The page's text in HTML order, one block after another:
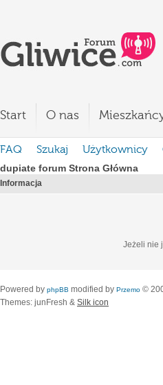
Start O nas
FAQ Szukaj Użytkownicy
dupiate forum Strona Główna
Informacja
Jeżeli nie
Powered by phpBB modified by Przemo ©
Themes: junFresh & Silk icon